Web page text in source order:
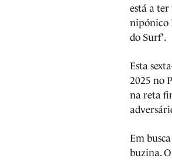
está a
nipónico
do Surf'.
Esta
2025 no
na reta
Em
buzina.